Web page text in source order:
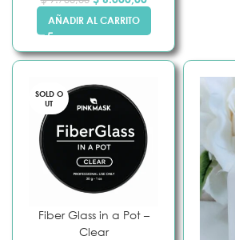
AÑADIR AL CARRITO
SOLD O
UT
Fiber Glass in a Pot –
Clear